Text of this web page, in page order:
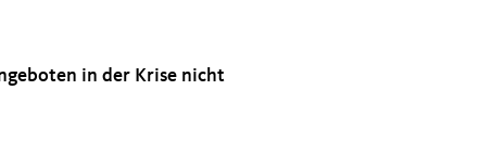
in der Krise nicht